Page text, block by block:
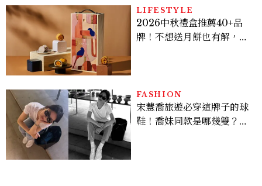
LIFESTYLE
2026中秋禮盒推薦40+品
牌！不想送月餅也有解，送
FASHION
宋慧喬旅遊必穿這牌子的球
鞋！喬妹同款是哪幾雙？